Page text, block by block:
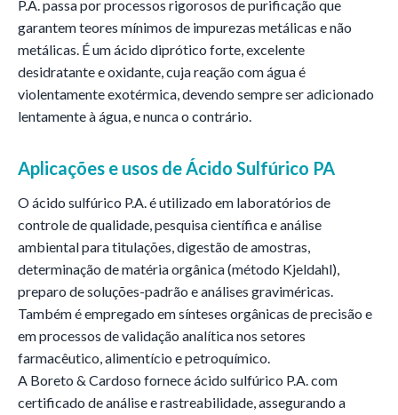
P.A. passa por processos rigorosos de purificação que
garantem teores mínimos de impurezas metálicas e não
metálicas. É um ácido diprótico forte, excelente
desidratante e oxidante, cuja reação com água é
violentamente exotérmica, devendo sempre ser adicionado
lentamente à água, e nunca o contrário.
Aplicações e usos deÁcido Sulfúrico PA
O ácido sulfúrico P.A. é utilizado em laboratórios de
controle de qualidade, pesquisa científica e análise
ambiental para titulações, digestão de amostras,
determinação de matéria orgânica (método Kjeldahl),
preparo de soluções-padrão e análises graviméricas.
Também é empregado em sínteses orgânicas de precisão e
em processos de validação analítica nos setores
farmacêutico, alimentício e petroquímico.
A Boreto & Cardoso fornece ácido sulfúrico P.A. com
certificado de análise e rastreabilidade, assegurando a